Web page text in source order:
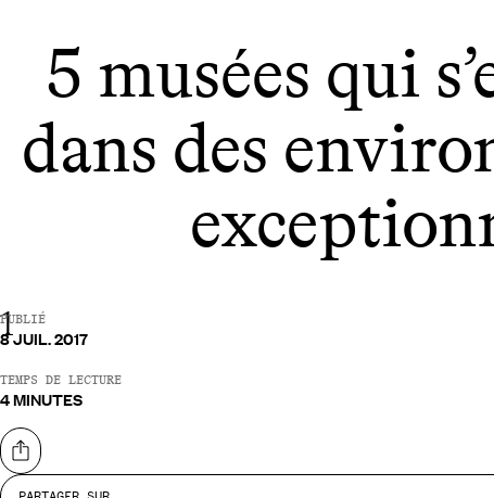
5 musées qui
dans des
PUBLIÉ
8 JUIL. 2017
TEMPS DE LECTURE
4 MINUTES
Partager sur
1